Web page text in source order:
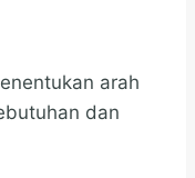
arah
dan